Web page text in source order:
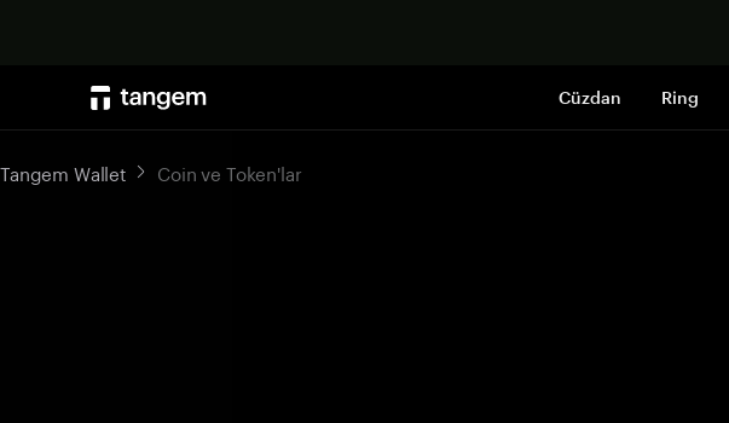
Cüzdan Ring
Tangem Wallet Coin ve Token'lar